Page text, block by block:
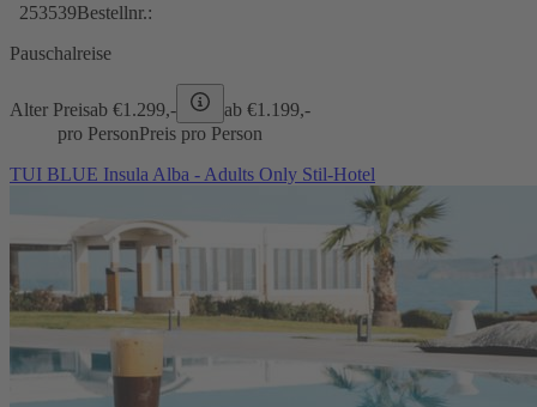
253539Bestellnr.:
Pauschalreise
Alter Preisab €1.299,- ab €1.199,-
pro PersonPreis pro Person
TUI BLUE Insula Alba - Adults Only Stil-Hotel